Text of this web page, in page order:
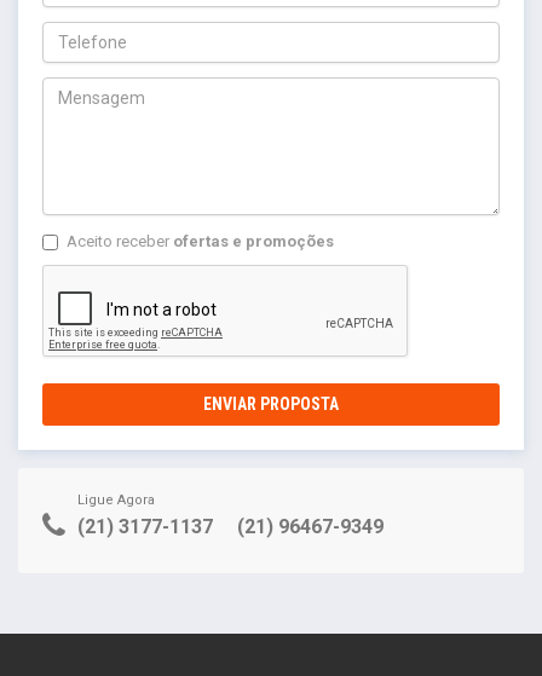
Aceito receber ofertas e promoções
ENVIAR PROPOSTA
Ligue Agora
(21) 3177-1137 (21) 96467-9349